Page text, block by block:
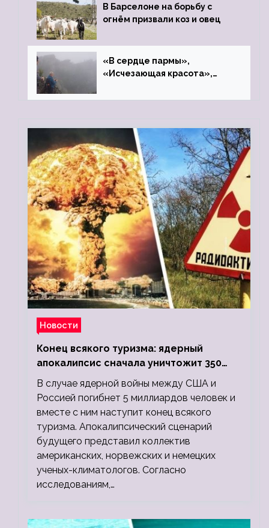
В Барселоне на борьбу с
огнём призвали коз и овец
«В сердце пармы»,
«Исчезающая красота»,
Новости
Конец всякого туризма: ядерный
апокалипсис сначала уничтожит 350
миллионов, а потом 5 миллиардов
людей
В случае ядерной войны между США и
Россией погибнет 5 миллиардов человек и
вместе с ним наступит конец всякого
туризма. Апокалипсический сценарий
будущего представил коллектив
американских, норвежских и немецких
ученых-климатологов. Согласно
исследованиям,…